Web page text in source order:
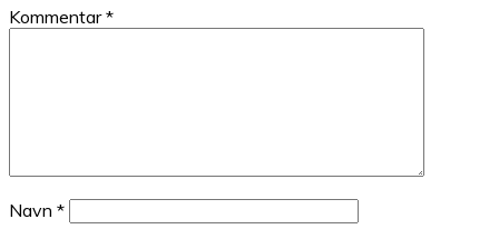
Kommentar*
Navn *